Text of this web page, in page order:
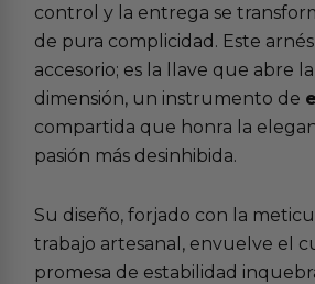
control y la entrega se
de pura complicidad. Este
accesorio; es la llave que abre
dimensión, un instrumento de
compartida que honra la
pasión más desinhibida.
Su diseño, forjado con la
trabajo artesanal, envuelve el
promesa de estabilidad